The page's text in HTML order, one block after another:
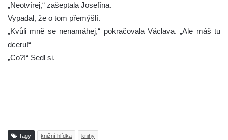
„Neotvírej,“ zašeptala Josefína.
Vypadal, že o tom přemýšlí.
„Kvůli mně se nenamáhej,“ pokračovala Václava. „Ale máš tu
dceru!“
„Co?!“ Sedl si.
Tagy knižní hlídka knihy